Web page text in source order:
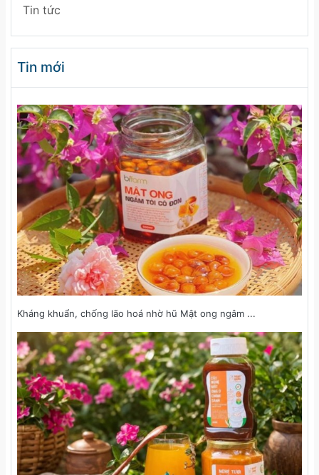
Tin tức
Tin mới
Kháng khuẩn, chống lão hoá nhờ hũ Mật ong ngâm ...